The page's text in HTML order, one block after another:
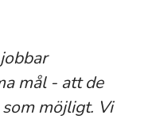
mål - att de
möjligt. Vi